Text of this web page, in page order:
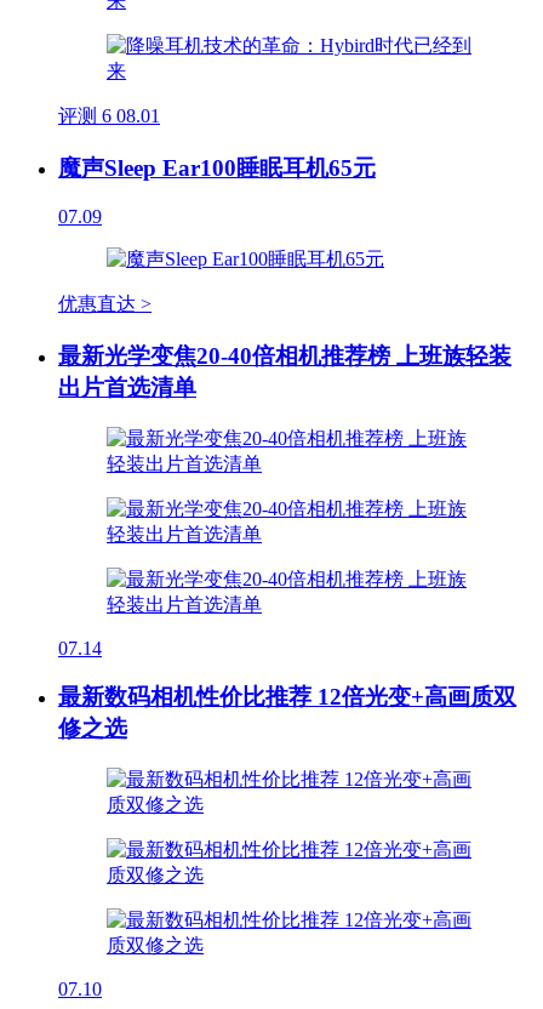
评测 6 08.01
魔声Sleep Ear100睡眠耳机65元
07.09
优惠直达 >
最新光学变焦20-40倍相机推荐榜 上班族轻装
出片首选清单
07.14
最新数码相机性价比推荐 12倍光变+高画质双
修之选
07.10